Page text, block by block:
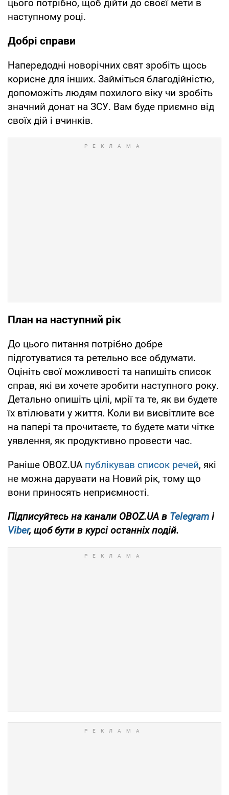
цього потрібно, щоб дійти до своєї мети в
наступному році.
Добрі справи
Напередодні новорічних свят зробіть щось
корисне для інших. Займіться благодійністю,
допоможіть людям похилого віку чи зробіть
значний донат на ЗСУ. Вам буде приємно від
своїх дій і вчинків.
План на наступний рік
До цього питання потрібно добре
підготуватися та ретельно все обдумати.
Оцініть свої можливості та напишіть список
справ, які ви хочете зробити наступного року.
Детально опишіть цілі, мрії та те, як ви будете
їх втілювати у життя. Коли ви висвітлите все
на папері та прочитаєте, то будете мати чітке
уявлення, як продуктивно провести час.
Раніше OBOZ.UA публікував список речей, які
не можна дарувати на Новий рік, тому що
вони приносять неприємності.
Підписуйтесь на канали OBOZ.UA в Telegram і
Viber, щоб бути в курсі останніх подій.